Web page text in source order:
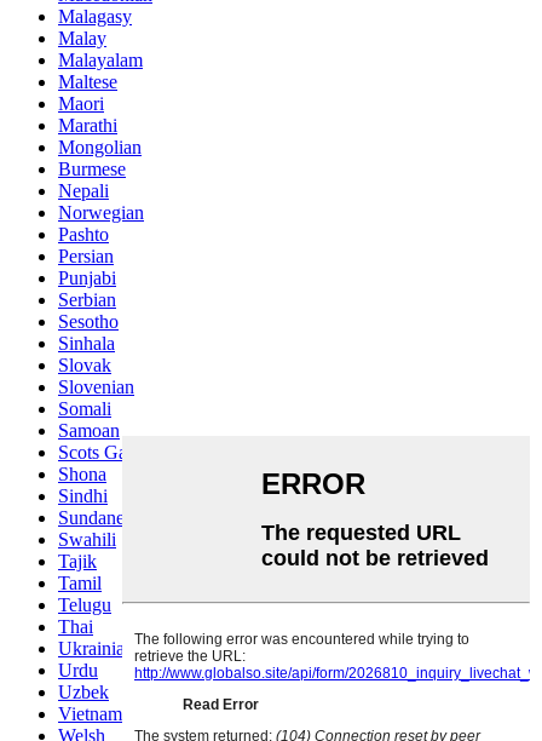
Malagasy
Malay
Malayalam
Maltese
Maori
Marathi
Mongolian
Burmese
Nepali
Norwegian
Pashto
Persian
Punjabi
Serbian
Sesotho
Sinhala
Slovak
Slovenian
Somali
Samoan
Scots Gaelic
Shona
Sindhi
Sundanese
Swahili
Tajik
Tamil
Telugu
Thai
Ukrainian
Urdu
Uzbek
Vietnamese
Welsh